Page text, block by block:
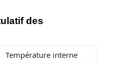
des
Température interne